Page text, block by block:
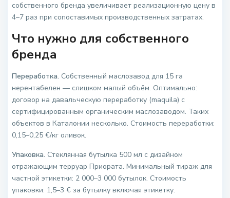
собственного бренда увеличивает реализационную цену в
4–7 раз при сопоставимых производственных затратах.
Что нужно для собственного
бренда
Переработка. Собственный маслозавод для 15 га
нерентабелен — слишком малый объём. Оптимально:
договор на давальческую переработку (maquila) с
сертифицированным органическим маслозаводом. Таких
объектов в Каталонии несколько. Стоимость переработки:
0,15–0,25 €/кг оливок.
Упаковка. Стеклянная бутылка 500 мл с дизайном
отражающим терруар Приората. Минимальный тираж для
частной этикетки: 2 000–3 000 бутылок. Стоимость
упаковки: 1,5–3 € за бутылку включая этикетку.